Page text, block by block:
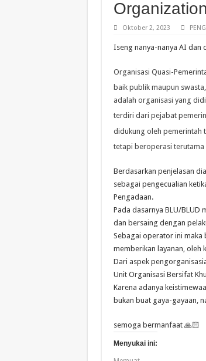
Organization
Oktober 2, 2023
Iseng nanya-nanya AI dan
Organisasi Quasi-
baik publik maupun
adalah organisasi yang
terdiri dari pejabat
didukung oleh pemerintah
tetapi beroperasi terutama
Berdasarkan penjelasan
sebagai pengecualian
Pengadaan.
Pada dasarnya BLU/
dan bersaing dengan
Sebagai operator ini maka
memberikan layanan, oleh
Dari aspek
Unit Organisasi Bersifat
Karena adanya
bukan buat gaya-gayaan,
semoga bermanfaat 🙏🏻
Menyukai ini: